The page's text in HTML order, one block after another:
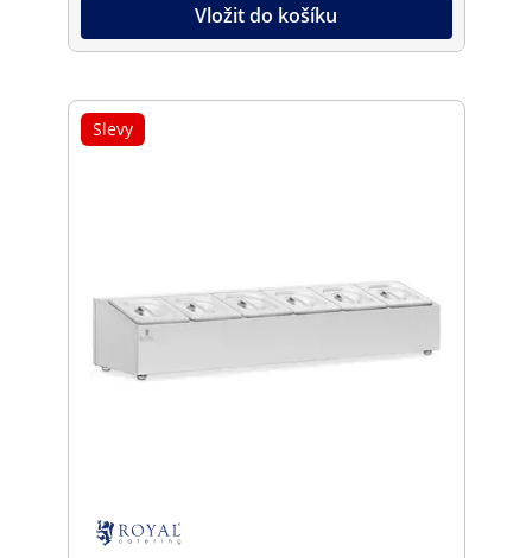
Vložit do košíku
Slevy